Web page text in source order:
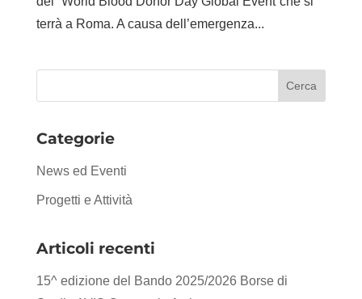
terrà a Roma. A causa dell’emergenza...
Categorie
News ed Eventi
Progetti e Attività
Articoli recenti
15^ edizione del Bando 2025/2026 Borse di